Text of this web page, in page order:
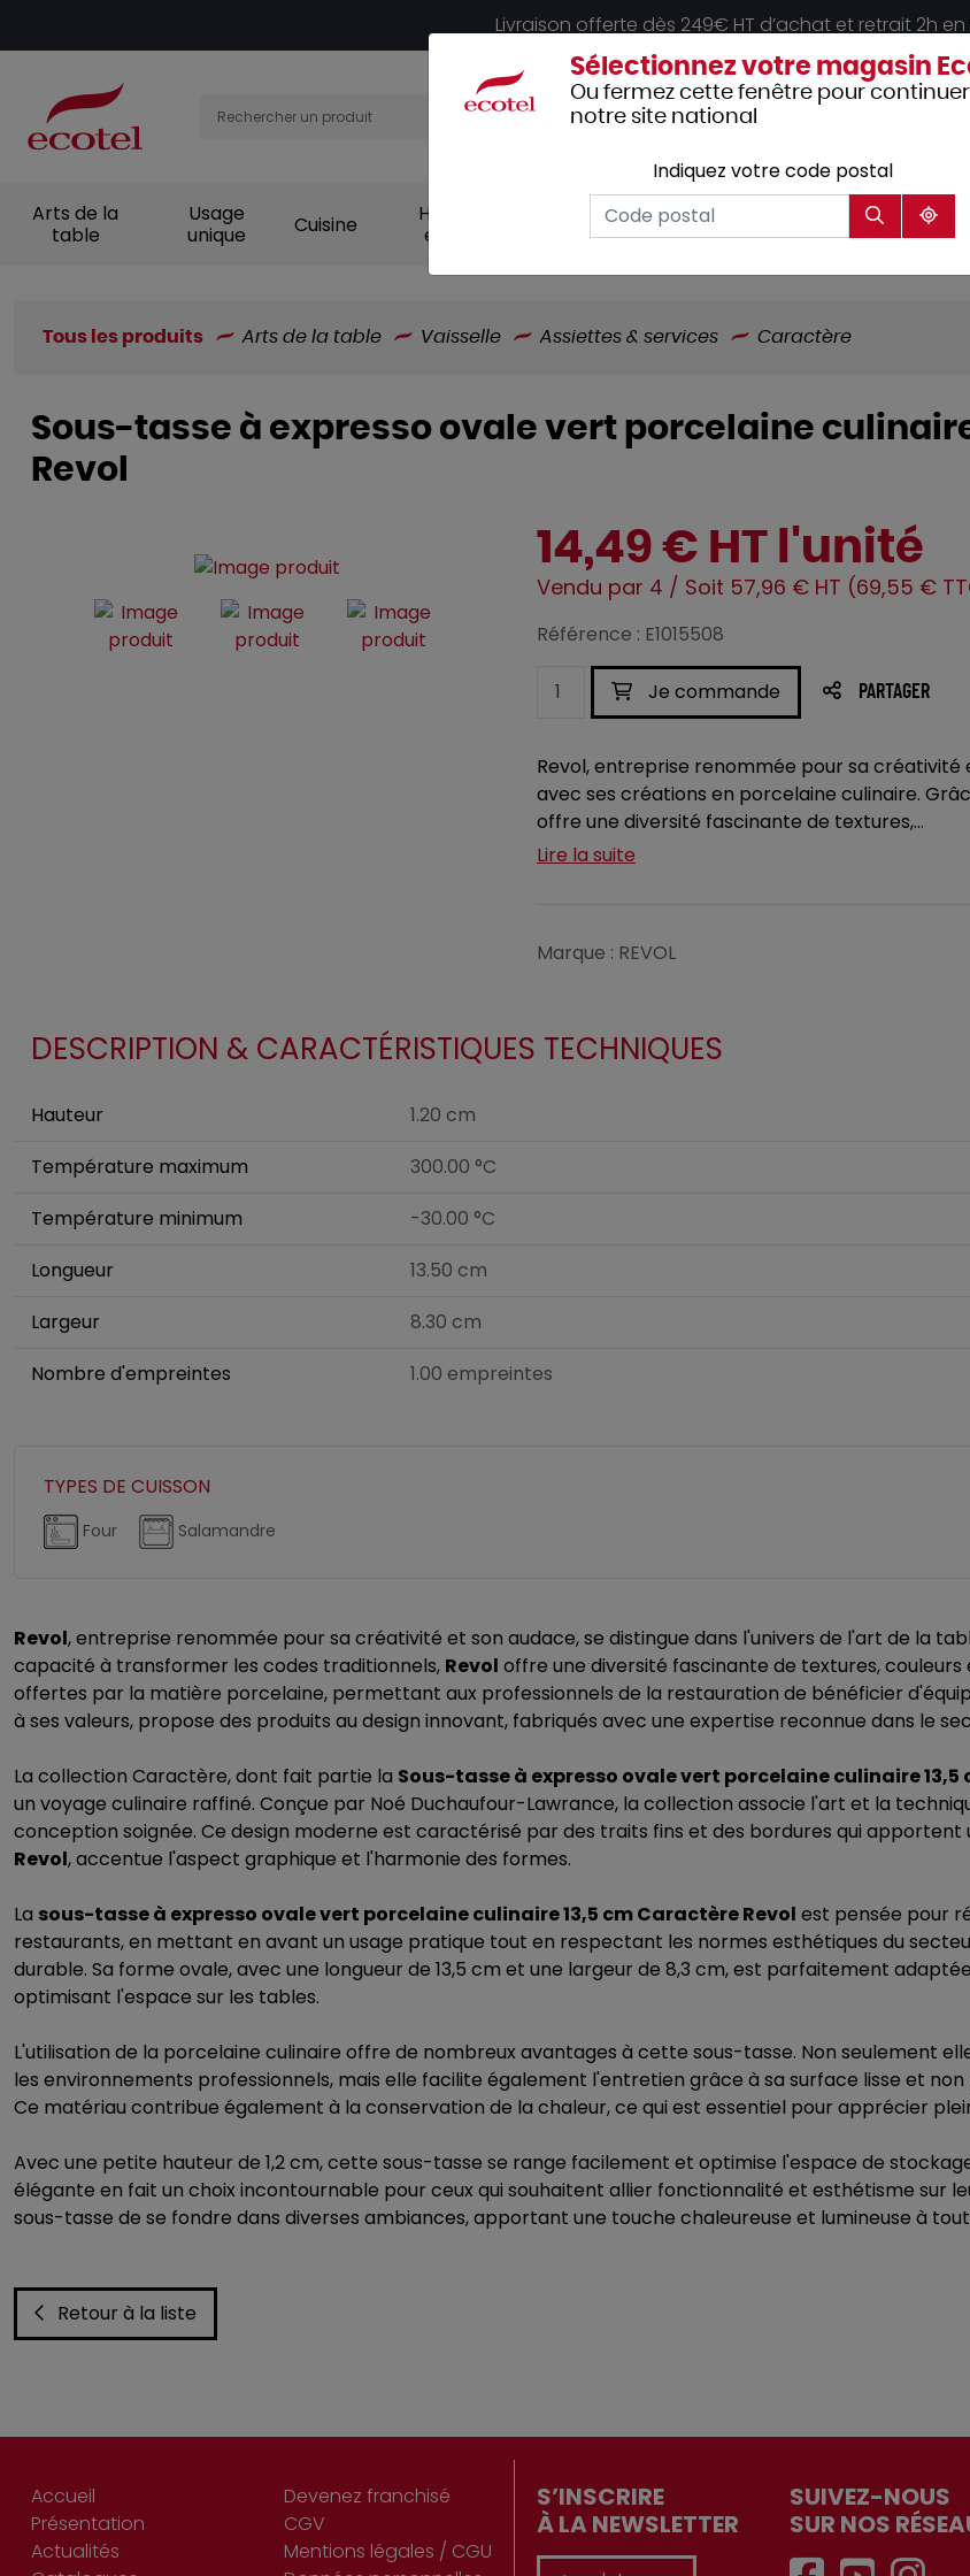
Livraison offerte dès 249€ HT d’achat et retrait 2h
Arts de la
table
Usage
unique
Cuisine
Hygiène et
entretien
Vêtements
professionnels
Hôtellerie
Tous les produits Arts de la table Vaisselle Assiettes & services Caractère
Sous-tasse à expresso ovale vert porcelaine
Revol
14,49 € HT l'unité
Vendu par 4 / Soit 57,96 € HT (69,55 €
Référence : E1015508
Je commande PARTAGER
Revol, entreprise renommée pour sa créativité
avec ses créations en porcelaine culinaire.
offre une diversité fascinante de textures,...
Lire la suite
Marque : REVOL
DESCRIPTION & CARACTÉRISTIQUES TECHNIQUES
Hauteur
1.20 cm
Température maximum
300.00 °C
Température minimum
-30.00 °C
Longueur
13.50 cm
Largeur
8.30 cm
Nombre d'empreintes
1.00 empreintes
TYPES DE CUISSON
Four Salamandre
Revol, entreprise renommée pour sa créativité et son audace, se distingue dans l'univers de l'art de la
capacité à transformer les codes traditionnels, Revol offre une diversité fascinante de textures,
offertes par la matière porcelaine, permettant aux professionnels de la restauration de bénéficier
à ses valeurs, propose des produits au design innovant, fabriqués avec une expertise reconnue dans le
La collection Caractère, dont fait partie la Sous-tasse à expresso ovale vert porcelaine culinaire 13,5
un voyage culinaire raffiné. Conçue par Noé Duchaufour-Lawrance, la collection associe l'art et la
conception soignée. Ce design moderne est caractérisé par des traits fins et des bordures qui apportent
Revol, accentue l'aspect graphique et l'harmonie des formes.
La sous-tasse à expresso ovale vert porcelaine culinaire 13,5 cm Caractère Revol est pensée pour
restaurants, en mettant en avant un usage pratique tout en respectant les normes esthétiques du
durable. Sa forme ovale, avec une longueur de 13,5 cm et une largeur de 8,3 cm, est parfaitement
optimisant l'espace sur les tables.
L'utilisation de la porcelaine culinaire offre de nombreux avantages à cette sous-tasse. Non seulement
les environnements professionnels, mais elle facilite également l'entretien grâce à sa surface lisse et
Ce matériau contribue également à la conservation de la chaleur, ce qui est essentiel pour apprécier
Avec une petite hauteur de 1,2 cm, cette sous-tasse se range facilement et optimise l'espace de
élégante en fait un choix incontournable pour ceux qui souhaitent allier fonctionnalité et esthétisme sur
sous-tasse de se fondre dans diverses ambiances, apportant une touche chaleureuse et lumineuse à
Retour à la liste
Accueil
Présentation
Actualités
Devenez franchisé
CGV
Mentions légales / CGU
S’INSCRIRE
À LA NEWSLETTER
SUIVEZ-NOUS
SUR NOS
Sélectionnez votre magasin
Ou fermez cette fenêtre pour
notre site national
Indiquez votre code postal